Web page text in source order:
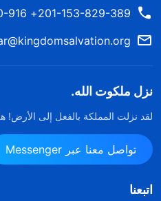
201-153-829-389+ 213-551-750-916+
نزل ملكوت الله.
لقد نزلت المملكة بالفعل إلى الأرض!
تواصل معنا عبر Messenger
اتبعنا